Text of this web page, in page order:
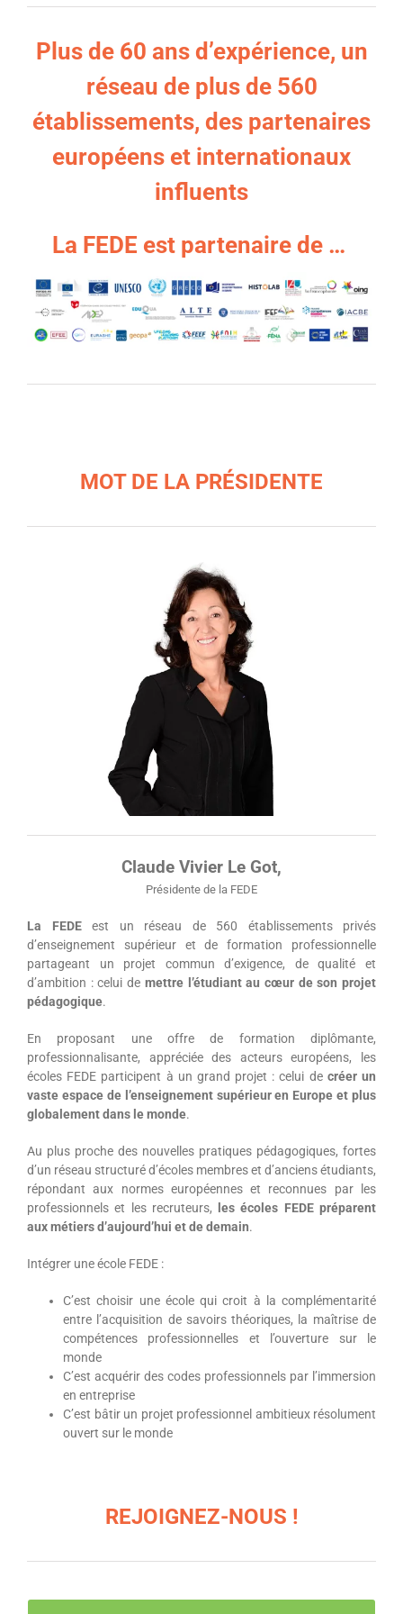
Plus de 60 ans d’expérience, un
réseau de plus de 560
établissements, des partenaires
européens et internationaux
influents
La FEDE est partenaire de …
MOT DE LA PRÉSIDENTE
Claude Vivier Le Got,
Présidente de la FEDE
La FEDEest un réseau de 560 établissements privés
d’enseignement supérieur et de formation professionnelle
partageant un projet commun d’exigence, de qualité et
d’ambition : celui de mettre l’étudiant au cœur de son projet
pédagogique.
En proposant une offre de formation diplômante,
professionnalisante, appréciée des acteurs européens, les
écoles FEDE participent à un grand projet : celui de créer un
vaste espace de l’enseignement supérieur en Europe et plus
globalement dans le monde.
Au plus proche des nouvelles pratiques pédagogiques, fortes
d’un réseau structuré d’écoles membres et d’anciens étudiants,
répondant aux normes européennes et reconnues par les
professionnels et les recruteurs,
les écoles FEDE préparent
aux métiers d’aujourd’hui et de demain.
Intégrer une école FEDE :
C’est choisir une école qui croit à la complémentarité
entre l’acquisition de savoirs théoriques, la maîtrise de
compétences professionnelles et l’ouverture sur le
monde
C’est acquérir des codes professionnels par l’immersion
en entreprise
C’est bâtir un projet professionnel ambitieux résolument
ouvert sur le monde
REJOIGNEZ-NOUS !